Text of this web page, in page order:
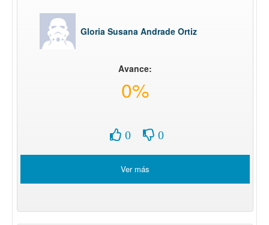
Gloria Susana Andrade Ortiz
Avance:
0%
0 0
Ver más